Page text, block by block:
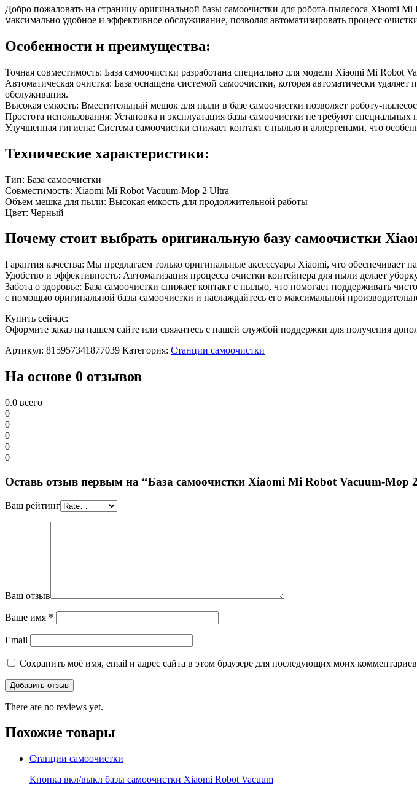
Добро пожаловать на страницу оригинальной базы самоочистки для робота-пылесоса Xiaomi
максимально удобное и эффективное обслуживание, позволяя автоматизировать процесс
Особенности и преимущества:
Точная совместимость: База самоочистки разработана специально для модели Xiaomi Mi Robot
Автоматическая очистка: База оснащена системой самоочистки, которая автоматически
обслуживания.
Высокая емкость: Вместительный мешок для пыли в базе самоочистки позволяет роботу-
Простота использования: Установка и эксплуатация базы самоочистки не требуют
Улучшенная гигиена: Система самоочистки снижает контакт с пылью и аллергенами, что
Технические характеристики:
Тип: База самоочистки
Совместимость: Xiaomi Mi Robot Vacuum-Mop 2 Ultra
Объем мешка для пыли: Высокая емкость для продолжительной работы
Цвет: Черный
Почему стоит выбрать оригинальную базу самоочистки
Гарантия качества: Мы предлагаем только оригинальные аксессуары Xiaomi, что обеспечивает
Удобство и эффективность: Автоматизация процесса очистки контейнера для пыли делает
Забота о здоровье: База самоочистки снижает контакт с пылью, что помогает поддерживать
с помощью оригинальной базы самоочистки и наслаждайтесь его максимальной
Купить сейчас:
Оформите заказ на нашем сайте или свяжитесь с нашей службой поддержки для получения
Артикул: 815957341877039 Категория: Станции самоочистки
На основе 0 отзывов
0.0 всего
0
0
0
0
0
Оставь отзыв первым на “База самоочистки Xiaomi Mi Robot Vacuum-
Ваш рейтинг
Ваш отзыв
Ваше имя *
Email
Сохранить моё имя, email и адрес сайта в этом браузере для последующих моих
There are no reviews yet.
Похожие товары
Станции самоочистки
Кнопка вкл/выкл базы самоочистки Xiaomi Robot Vacuum